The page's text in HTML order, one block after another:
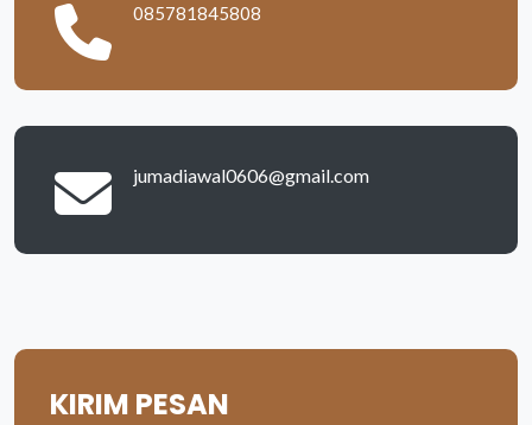
085781845808
jumadiawal0606@gmail.com
KIRIM PESAN